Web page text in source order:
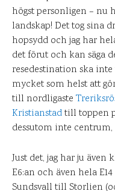
högst personligen – nu
landskap! Det tog sina
hopsydd och jag har
det förut och kan säga
resedestination ska
mycket som helst att
till nordligaste
Kristianstadtill toppen
dessutom inte centrum,
Just det, jag har ju även
E6:an och även hela
Sundsvall till Storlien